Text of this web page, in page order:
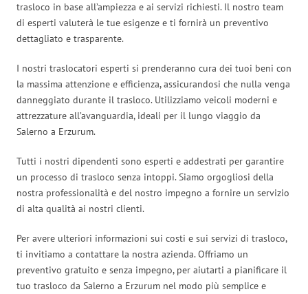
trasloco in base all’ampiezza e ai servizi richiesti. Il nostro team
di esperti valuterà le tue esigenze e ti fornirà un preventivo
dettagliato e trasparente.
I nostri traslocatori esperti si prenderanno cura dei tuoi beni con
la massima attenzione e efficienza, assicurandosi che nulla venga
danneggiato durante il trasloco. Utilizziamo veicoli moderni e
attrezzature all’avanguardia, ideali per il lungo viaggio da
Salerno a Erzurum.
Tutti i nostri dipendenti sono esperti e addestrati per garantire
un processo di trasloco senza intoppi. Siamo orgogliosi della
nostra professionalità e del nostro impegno a fornire un servizio
di alta qualità ai nostri clienti.
Per avere ulteriori informazioni sui costi e sui servizi di trasloco,
ti invitiamo a contattare la nostra azienda. Offriamo un
preventivo gratuito e senza impegno, per aiutarti a pianificare il
tuo trasloco da Salerno a Erzurum nel modo più semplice e